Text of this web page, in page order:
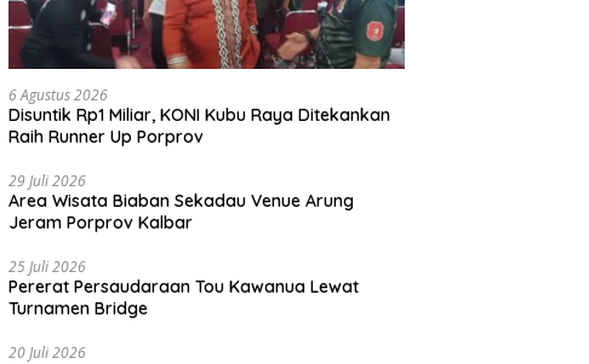
6 Agustus 2026
Disuntik Rp1 Miliar, KONI Kubu Raya Ditekankan
Raih Runner Up Porprov
29 Juli 2026
Area Wisata Biaban Sekadau Venue Arung
Jeram Porprov Kalbar
25 Juli 2026
Pererat Persaudaraan Tou Kawanua Lewat
Turnamen Bridge
20 Juli 2026